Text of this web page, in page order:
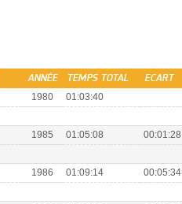
ANNÉE TEMPS TOTAL ECART
1980 01:03:40
1985 01:05:08 00:01:28
1986 01:09:14 00:05:34